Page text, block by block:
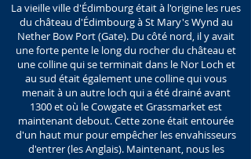
La vieille ville d'Édimbourg était à l'origine les rues
du château d'Édimbourg à St Mary's Wynd au
Nether Bow Port (Gate). Du côté nord, il y avait
une forte pente le long du rocher du château et
une colline qui se terminait dans le Nor Loch et
au sud était également une colline qui vous
menait à un autre loch qui a été drainé avant
1300 et où le Cowgate et Grassmarket est
maintenant debout. Cette zone était entourée
d'un haut mur pour empêcher les envahisseurs
d'entrer (les Anglais). Maintenant, nous les